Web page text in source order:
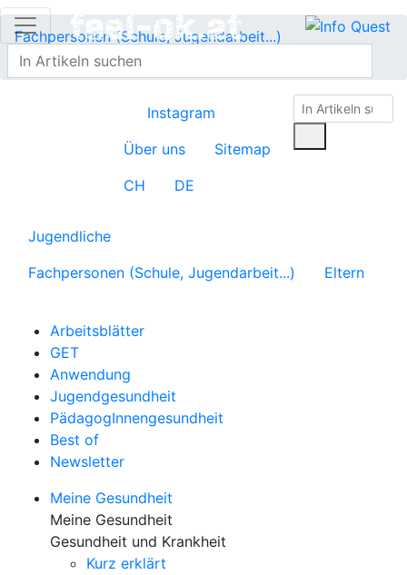
Fachpersonen (Schule, Jugendarbeit...)
Pädagog:innengesundheit
Instagram
Über uns
Sitemap
CH
DE
Jugendliche
Fachpersonen (Schule, Jugendarbeit...)
Eltern
Arbeitsblätter
GET
Anwendung
Jugendgesundheit
PädagogInnengesundheit
Best of
Newsletter
Meine Gesundheit
Meine Gesundheit
Gesundheit und Krankheit
Kurz erklärt